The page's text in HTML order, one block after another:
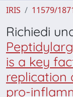
IRIS 11579/
Richiedi
is a key
replication
pro-